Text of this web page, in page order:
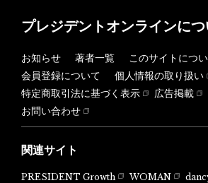
プレジデントオンラインにつ
お知らせ 著者一覧
このサイトにつ
会員登録について
個人情報の取り扱い
特定商取引法に基づく表示
広告掲載
お問い合わせ
関連サイト
PRESIDENT Growth WOMAN